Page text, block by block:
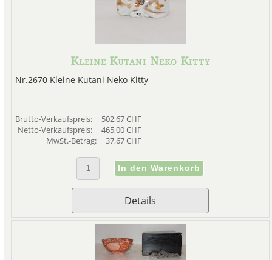
Kleine Kutani Neko Kitty
Nr.2670 Kleine Kutani Neko Kitty
Brutto-Verkaufspreis:
502,67 CHF
Netto-Verkaufspreis:
465,00 CHF
MwSt.-Betrag:
37,67 CHF
Details